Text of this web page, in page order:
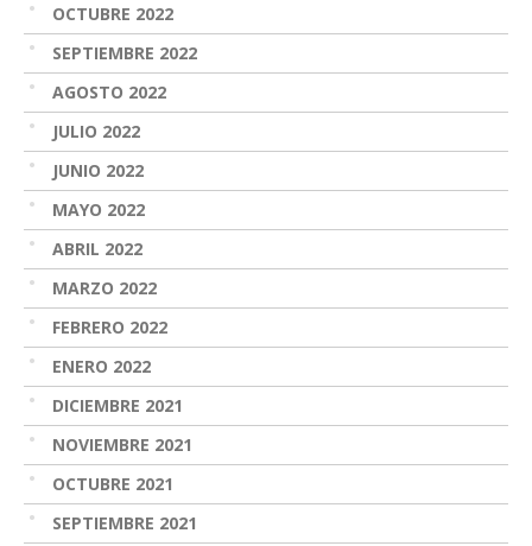
OCTUBRE 2022
SEPTIEMBRE 2022
AGOSTO 2022
JULIO 2022
JUNIO 2022
MAYO 2022
ABRIL 2022
MARZO 2022
FEBRERO 2022
ENERO 2022
DICIEMBRE 2021
NOVIEMBRE 2021
OCTUBRE 2021
SEPTIEMBRE 2021